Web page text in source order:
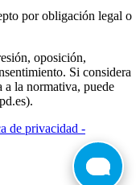
por obligación legal o
oposición,
Si considera
a la normativa, puede
de privacidad -